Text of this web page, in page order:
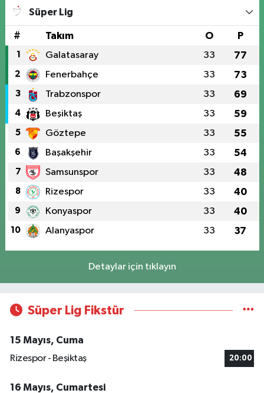
Süper Lig
# Takım O P
1 Galatasaray 33 77
2 Fenerbahçe 33 73
3 Trabzonspor 33 69
4 Beşiktaş 33 59
5 Göztepe 33 55
6 Başakşehir 33 54
7 Samsunspor 33 48
8 Rizespor 33 40
9 Konyaspor 33 40
10 Alanyaspor 33 37
Detaylar için tıklayın
Süper Lig Fikstür
15 Mayıs, Cuma
Rizespor - Beşiktaş
20:00
16 Mayıs, Cumartesi